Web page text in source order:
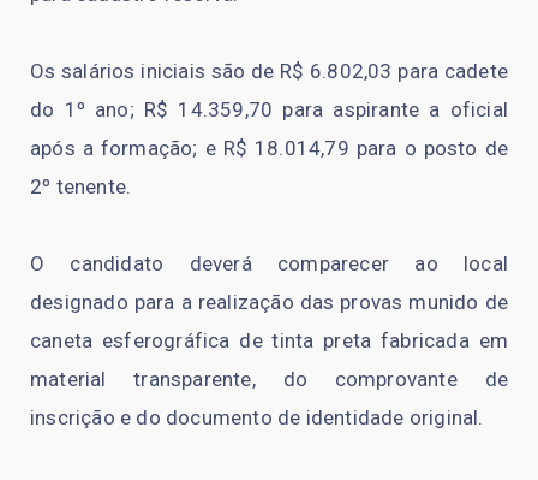
Os salários iniciais são de R$ 6.802,03 para cadete
do 1º ano; R$ 14.359,70 para aspirante a oficial
após a formação; e R$ 18.014,79 para o posto de
2º tenente.
O candidato deverá comparecer ao local
designado para a realização das provas munido de
caneta esferográfica de tinta preta fabricada em
material transparente, do comprovante de
inscrição e do documento de identidade original.